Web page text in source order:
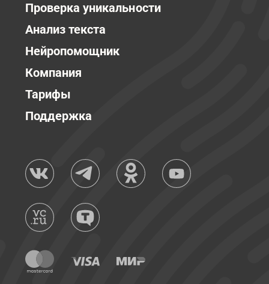
Проверка уникальности
Анализ текста
Нейропомощник
Компания
Тарифы
Поддержка